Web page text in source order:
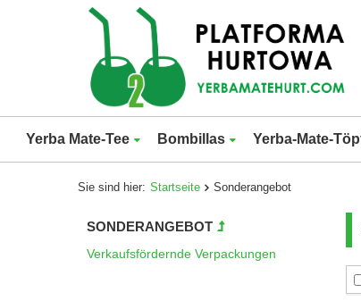
Yerba Mate-Tee Bombillas Yerba-Mate-
Sie sind hier: Startseite Sonderangebot
SONDERANGEBOT
Verkaufsfördernde Verpackungen